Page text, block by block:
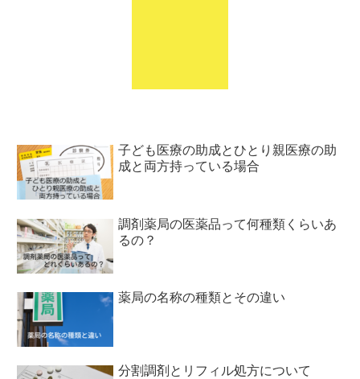
子ども医療の助成とひとり親医療の助
成と両方持っている場合
調剤薬局の医薬品って何種類くらいあ
るの？
薬局の名称の種類とその違い
分割調剤とリフィル処方について